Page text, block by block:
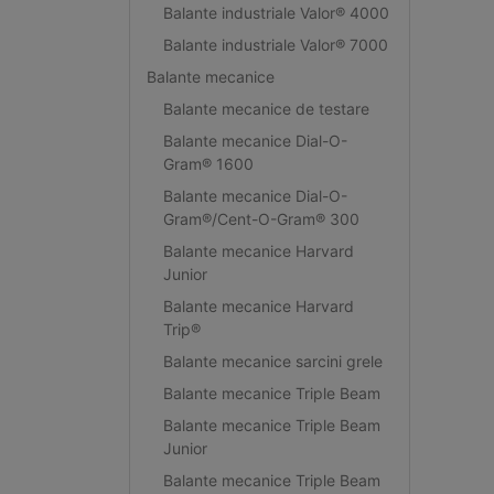
Balante industriale Valor® 4000
Balante industriale Valor® 7000
Balante mecanice
Balante mecanice de testare
Balante mecanice Dial-O-
Gram® 1600
Balante mecanice Dial-O-
Gram®/Cent-O-Gram® 300
Balante mecanice Harvard
Junior
Balante mecanice Harvard
Trip®
Balante mecanice sarcini grele
Balante mecanice Triple Beam
Balante mecanice Triple Beam
Junior
Balante mecanice Triple Beam